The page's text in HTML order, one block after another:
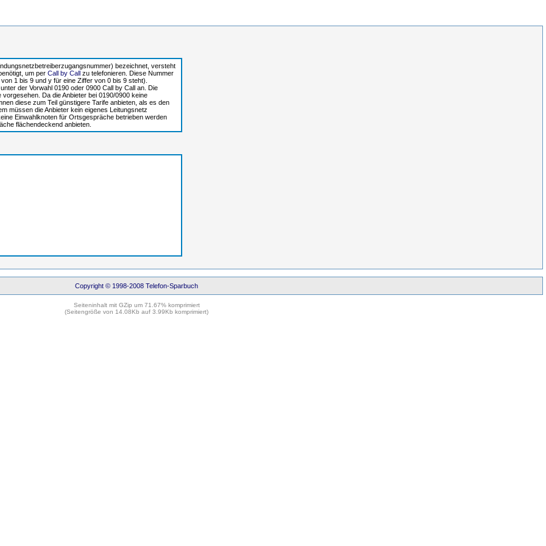
bezeichnet, versteht
um per Call by Call zu telefonieren. Diese Nummer
1 bis 9 und y für eine Ziffer von 0 bis 9 steht).
der Vorwahl 0190 oder 0900 Call by Call an. Die
Da die Anbieter bei 0190/0900 keine
diese zum Teil günstigere Tarife anbieten, als es den
müssen die Anbieter kein eigenes Leitungsnetz
Einwahlknoten für Ortsgespräche betrieben werden
flächendeckend anbieten.
Copyright © 1998-2008 Telefon-Sparbuch
Seiteninhalt mit GZip um 71.67% komprimiert
(Seitengröße von 14.08Kb auf 3.99Kb komprimiert)